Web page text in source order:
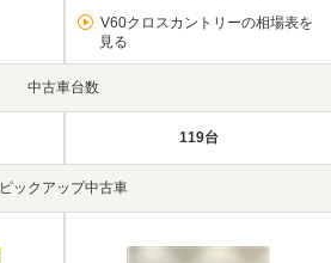
V60クロスカントリーの相場表を
見る
中古車台数
119台
ピックアップ中古車